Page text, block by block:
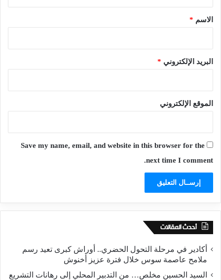
*الاسم *
البريد الإلكتروني *
الموقع الإلكتروني
Save my name, email, and website in this browser for the
next time I comment.
أحدث المقالات
أكادير في مرحلة التحول الحضري.. أوراش كبرى تعيد رسم
ملامح عاصمة سوس خلال فترة عزيز أخنوش
السيد الحسين مخلص… من التدبير المحلي إلى رهانات التشريع